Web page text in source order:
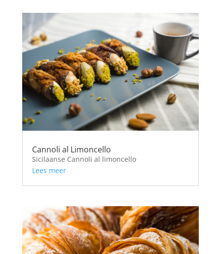
Cannoli al Limoncello
Sicilaanse Cannoli al limoncello
Lees meer